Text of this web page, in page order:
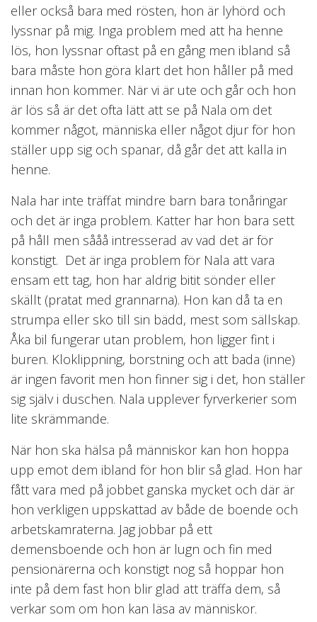
eller också bara med rösten, hon är lyhörd och
lyssnar på mig. Inga problem med att ha henne
lös, hon lyssnar oftast på en gång men ibland så
bara måste hon göra klart det hon håller på med
innan hon kommer. När vi är ute och går och hon
är lös så är det ofta lätt att se på Nala om det
kommer något, människa eller något djur för hon
ställer upp sig och spanar, då går det att kalla in
henne.
Nala har inte träffat mindre barn bara tonåringar
och det är inga problem. Katter har hon bara sett
på håll men sååå intresserad av vad det är för
konstigt. Det är inga problem för Nala att vara
ensam ett tag, hon har aldrig bitit sönder eller
skällt (pratat med grannarna). Hon kan då ta en
strumpa eller sko till sin bädd, mest som sällskap.
Åka bil fungerar utan problem, hon ligger fint i
buren. Kloklippning, borstning och att bada (inne)
är ingen favorit men hon finner sig i det, hon ställer
sig själv i duschen. Nala upplever fyrverkerier som
lite skrämmande.
När hon ska hälsa på människor kan hon hoppa
upp emot dem ibland för hon blir så glad. Hon har
fått vara med på jobbet ganska mycket och där är
hon verkligen uppskattad av både de boende och
arbetskamraterna. Jag jobbar på ett
demensboende och hon är lugn och fin med
pensionärerna och konstigt nog så hoppar hon
inte på dem fast hon blir glad att träffa dem, så
verkar som om hon kan läsa av människor.